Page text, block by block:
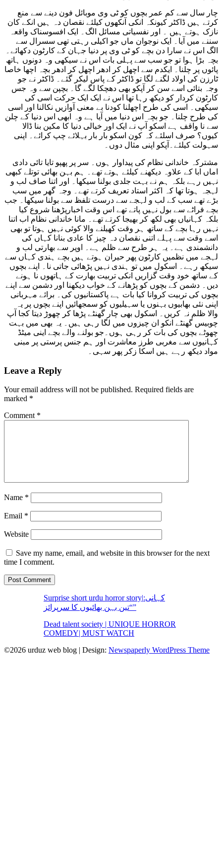
چار سال سے کم عمر بچوں کو ٹی وی موبائل فون دینے سے منع
کرتے ہیں ڈاکٹر کیونکہ انکی آنکھوں کیلئے نقصان دہ ہیں انکے کان
نازک ہوتے ہیں ۔ اور نفسیاتی مسائل الگ۔ ایک افسوسناک واقعہ
سننے میں آیا۔ ایک نوجوان ماں جو اکیلی رہتی تھی سسرال سے
الگ اس نے سارا دن بچے کو ٹی وی پر دنیا جہان کے کارٹون دکھائے۔
بچہ بڑا ہوا تو جو سب سے پہلی بات اس نے سیکھی وہ دونوں ہاتھ
پائوں پر چلنا۔ ایکدم سے اچھل کر ادھر اچھل کر ادھر بچہ اچھا خاصا
ٹارزن کی اولاد لگنے لگا تو ڈاکٹر کے پاس لیکر گئے۔ ڈاکٹر نے جو
وجہ بتائی اسے سن کر آپکو بھی دھچکا لگے گا۔ بچپن سے وہ جس
کارٹون کردار کو دیکھ رہا تھا اس نے ایک ایک حرکت اسی کی
سیکھی۔ اسی کی طرح اچھلنا کودنا بے معنی آوازیں نکالنا اور اسی
کی طرح چلنا۔ جو بچہ اس دنیا میں آیا ہے وہ ابھی اس دنیا کے چلن
سے نا واقف ہے اسکو آپ نے ایک اور خیالی دنیا کا مکین بنا ڈالا
کیوں؟ صرف اسلئے کہ کون اسکو بار بار بہلائے چپ کرائے۔ اپنی
سہولت کیلئے۔آپکو اپنی مثال دوں۔
مشترکہ خاندانی نظام کی پیداوار ہوں۔ سر پر پھپو تایا تائی دادی
اماں ابا کے علاوہ دیکھنے کیلئے ہوتے تھے۔ ہم بہن بھائی توتلے کبھی
نہیں رہے بلکہ ہم نے بہت جلدی بولنا سیکھا۔ اور اتنا صاف لب و
لہجہ ہوتا تھا کہ اکثر استاد تعریف کرتے تھے۔ وجہ گھر میں سب
بڑے تھے سب کے لب و لہجے سے درست تلفظ سے بولنا سیکھا۔ جب
بچے فراٹے سے بول نہیں پاتے تھے اس وقت اخبارپڑھنا شروع کیا
بلکہ کہانیاں بھی لکھ کر بھیجا کرتے تھے۔ مانا خاندانی نظام اب اتنا
نہیں رہا بچے کے ساتھ ہر وقت کھیلنے والا کوئی نہیں ہوتا تو بھی
اسے وقت سے پہلے اتنی نقصان دہ چیز کا عادی بنانا کہاں کی
دانشمندی ہے۔ یہ ہر طرح سے ظلم ہے۔ اوپر سے بھارتی لب و
لہجے میں نظمیں کارٹون پھر حیران ہوتے ہیں بچے ہندی کہاں سے
سیکھ رہے۔ اسکول میں تو ہندی نہیں پڑھائی جاتی نا۔ اپنے بچوں
کے ساتھ خود وقت گزاریں انکی تربیت بھارت کے ہاتھوں نا ہونے
دیں۔ دشمن کے بچوں کو پڑھانے کے خواب دیکھنا اور دشمن سے اپنے
بچوں کی تربیت کروانا کیا بات ہے پاکستانیوں کی۔ برائے مہربانی
اپنی نئی بھابیوں بہنوں یا سہیلیوں کو سمجھائیں اپنے بچوں پر یہ
والا ظلم نہ کریں۔ اسکول بھی چار گھنٹے پڑھا کر چھوڑ دیتا کجا آپ
چوبیس گھنٹے انکو ان چیزوں میں لگا رہی ہیں۔ یہ بھی میں بہت
چھوٹے بچوں کی بات کر رہی ہوں۔جو بولنے والے بچے اینی میٹڈ
کہانیوں سے مغربی طرز معاشرت اور ہم جنس پرستی پر مبنی
مواد دیکھ رہے ہیں اسکا زکر پھر سہی۔
Leave a Reply
Your email address will not be published. Required fields are
marked *
Comment *
Name *
Email *
Website
Save my name, email, and website in this browser for the next
time I comment.
Surprise short urdu horror story|کہانی:
“تین بہن بھائیوں کا سرپرائز”
Dead talent society | UNIQUE HORROR
COMEDY| MUST WATCH
©2026 urduz web blog | Design: Newspaperly WordPress Theme